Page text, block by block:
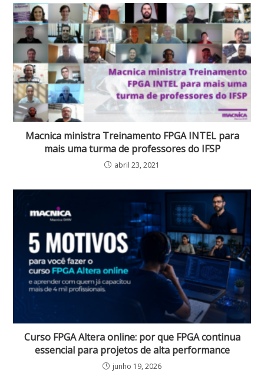
Macnica ministra Treinamento FPGA INTEL para
mais uma turma de professores do IFSP
abril 23, 2021
Curso FPGA Altera online: por que FPGA continua
essencial para projetos de alta performance
junho 19, 2026